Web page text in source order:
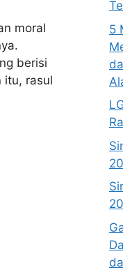
moral
berisi
itu, rasul
5